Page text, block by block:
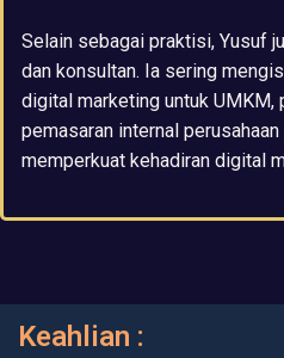
Selain sebagai praktisi, Yusuf
dan konsultan. Ia sering
digital marketing untuk UMKM,
pemasaran internal
memperkuat kehadiran digital
Keahlian :